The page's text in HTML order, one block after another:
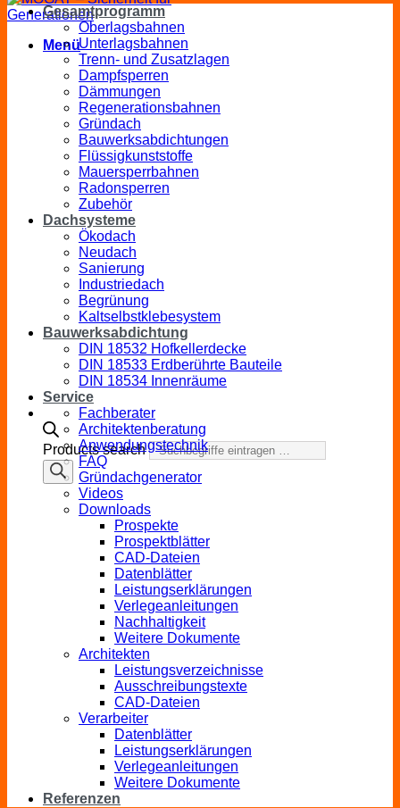
Menü
Products search
Gesamtprogramm
Oberlagsbahnen
Unterlagsbahnen
Trenn- und Zusatzlagen
Dampfsperren
Dämmungen
Regenerationsbahnen
Gründach
Bauwerksabdichtungen
Flüssigkunststoffe
Mauersperrbahnen
Radonsperren
Zubehör
Dachsysteme
Ökodach
Neudach
Sanierung
Industriedach
Begrünung
Kaltselbstklebesystem
Bauwerksabdichtung
DIN 18532 Hofkellerdecke
DIN 18533 Erdberührte Bauteile
DIN 18534 Innenräume
Service
Fachberater
Architektenberatung
Anwendungstechnik
FAQ
Gründachgenerator
Videos
Downloads
Prospekte
Prospektblätter
CAD-Dateien
Datenblätter
Leistungserklärungen
Verlegeanleitungen
Nachhaltigkeit
Weitere Dokumente
Architekten
Leistungsverzeichnisse
Ausschreibungstexte
CAD-Dateien
Verarbeiter
Datenblätter
Leistungserklärungen
Verlegeanleitungen
Weitere Dokumente
Referenzen